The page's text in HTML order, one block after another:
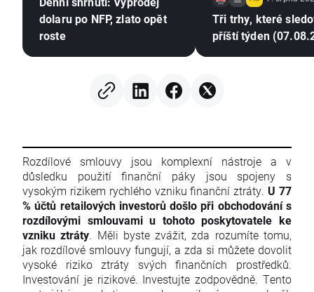
dolaru po NFP, zlato opět
roste
Tři trhy, které
příští týden
Rozdílové smlouvy jsou komplexní nástroje a v
důsledku použití finanční páky jsou spojeny s
vysokým rizikem rychlého vzniku finanční ztráty. U 77
% účtů retailových investorů došlo při obchodování s
rozdílovými smlouvami u tohoto poskytovatele ke
vzniku ztráty. Měli byste zvážit, zda rozumíte tomu,
jak rozdílové smlouvy fungují, a zda si můžete dovolit
vysoké riziko ztráty svých finančních prostředků.
Investování je rizikové. Investujte zodpovědně. Tento